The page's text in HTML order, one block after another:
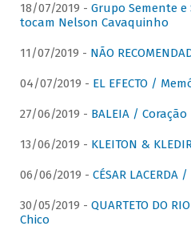
18/07/2019 - Grupo Semente
tocam Nelson Cavaquinho
11/07/2019 - NÃO
04/07/2019 - EL EFECTO /
27/06/2019 - BALEIA /
13/06/2019 - KLEITON &
06/06/2019 - CÉSAR
30/05/2019 - QUARTETO DO
Chico